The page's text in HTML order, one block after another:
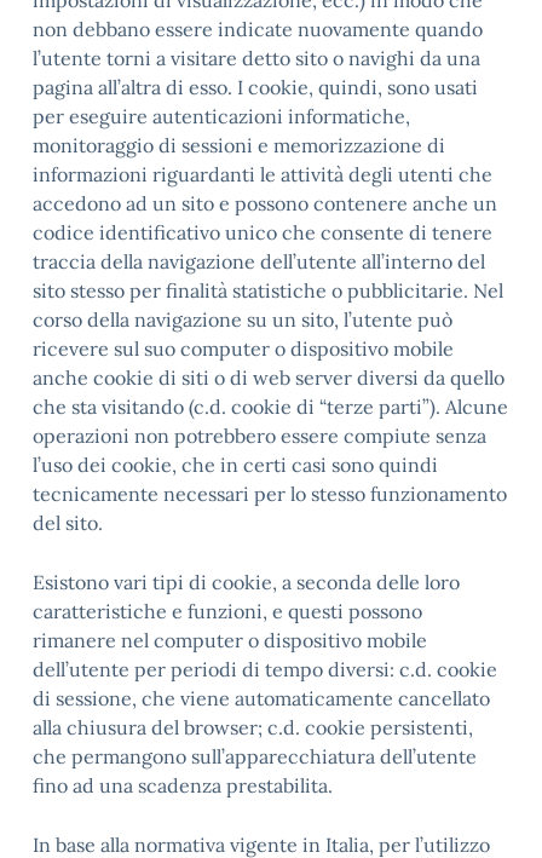
non debbano essere indicate nuovamente quando
l’utente torni a visitare detto sito o navighi da una
pagina all’altra di esso. I cookie, quindi, sono usati
per eseguire autenticazioni informatiche,
monitoraggio di sessioni e memorizzazione di
informazioni riguardanti le attività degli utenti che
accedono ad un sito e possono contenere anche un
codice identificativo unico che consente di tenere
traccia della navigazione dell’utente all’interno del
sito stesso per finalità statistiche o pubblicitarie. Nel
corso della navigazione su un sito, l’utente può
ricevere sul suo computer o dispositivo mobile
anche cookie di siti o di web server diversi da quello
che sta visitando (c.d. cookie di “terze parti”). Alcune
operazioni non potrebbero essere compiute senza
l’uso dei cookie, che in certi casi sono quindi
tecnicamente necessari per lo stesso funzionamento
del sito.
Esistono vari tipi di cookie, a seconda delle loro
caratteristiche e funzioni, e questi possono
rimanere nel computer o dispositivo mobile
dell’utente per periodi di tempo diversi: c.d. cookie
di sessione, che viene automaticamente cancellato
alla chiusura del browser; c.d. cookie persistenti,
che permangono sull’apparecchiatura dell’utente
fino ad una scadenza prestabilita.
In base alla normativa vigente in Italia, per l’utilizzo